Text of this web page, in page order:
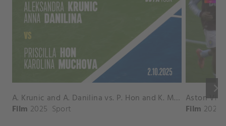
keyboard_arrow_right
A. Krunic and A. Danilina vs. P. Hon and K. Muchova Match Highlights - BEIJING_Capital Group Diamond ( October 02, 2025)
Film 2025 Sport Film 2026